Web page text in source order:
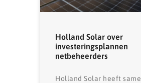
Holland Solar over
investeringsplannen
netbeheerders
Holland Solar heeft